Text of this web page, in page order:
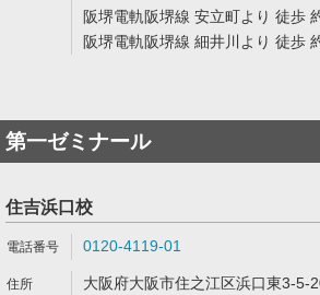
阪堺電軌阪堺線 安立町より 徒歩
阪堺電軌阪堺線 細井川より 徒歩
第一ゼミナール
住吉浜口校
0120-4119-01
大阪府大阪市住之江区浜口東3-5-